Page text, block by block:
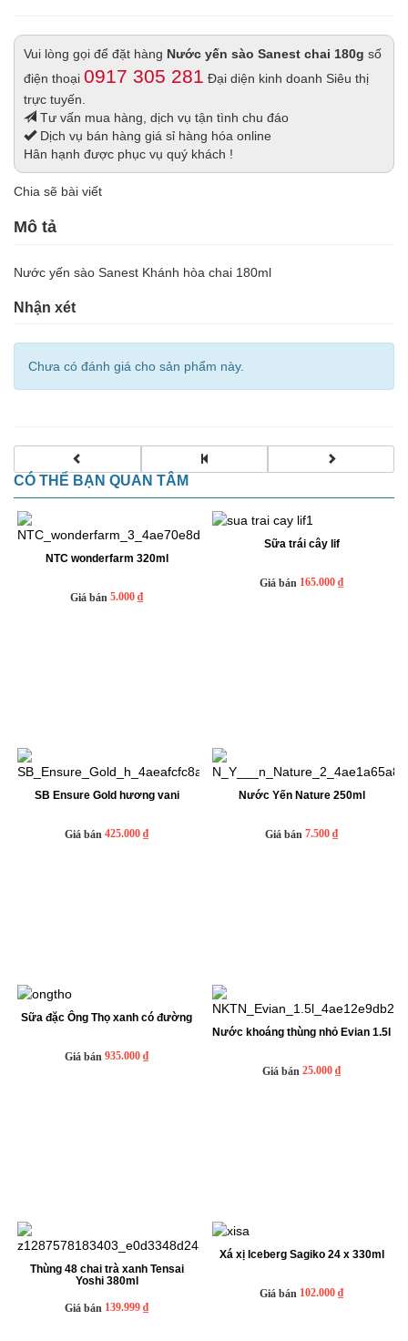
Vui lòng gọi để đặt hàng Nước yến sào Sanest chai 180g số
điện thoại 0917 305 281 Đại diện kinh doanh Siêu thị
trực tuyến.
Tư vấn mua hàng, dịch vụ tận tình chu đáo
Dịch vụ bán hàng giá sỉ hàng hóa online
Hân hạnh được phục vụ quý khách !
Chia sẽ bài viết
Mô tả
Nước yến sào Sanest Khánh hòa chai 180ml
Nhận xét
Chưa có đánh giá cho sản phẩm này.
CÓ THỂ BẠN QUAN TÂM
NTC wonderfarm 320ml
Giá bán 5.000 ₫
Sữa trái cây lif
Giá bán 165.000 ₫
SB Ensure Gold h­ương vani
Giá bán 425.000 ₫
Nước Yến Nature 250ml
Giá bán 7.500 ₫
Sữa đặc Ông Thọ xanh có đường
Giá bán 935.000 ₫
Nước khoáng thùng nhỏ Evian 1.5l
Giá bán 25.000 ₫
Thùng 48 chai trà xanh Tensai
Yoshi 380ml
Giá bán 139.999 ₫
Xá xị Iceberg Sagiko 24 x 330ml
Giá bán 102.000 ₫